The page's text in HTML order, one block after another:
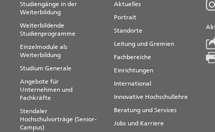
Studiengänge in der
Weiterbildung
Weiterbildende
Studienprogramme
Einzelmodule als
Weiterbildung
Studium Generale
Angebote für
Unternehmen und
Fachkräfte
Stendaler
Hochschulvorträge (Senior-
Campus)
Aktuelles
Portrait
Standorte
Leitung und Gremien
Fachbereiche
Einrichtungen
International
Innovative Hochschullehre
Beratung und Services
Jobs und Karriere